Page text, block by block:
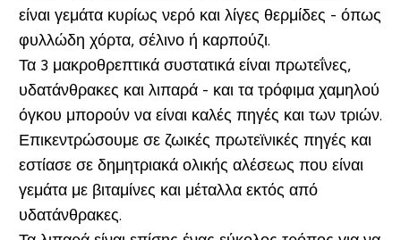
είναι γεμάτα κυρίως νερό και λίγες θερμίδες - όπως
φυλλώδη χόρτα, σέλινο ή καρπούζι.
Τα 3 μακροθρεπτικά συστατικά είναι πρωτεΐνες,
υδατάνθρακες και λιπαρά - και τα τρόφιμα χαμηλού
όγκου μπορούν να είναι καλές πηγές και των τριών.
Επικεντρώσουμε σε ζωικές πρωτεϊνικές πηγές και
εστίασε σε δημητριακά ολικής αλέσεως που είναι
γεμάτα με βιταμίνες και μέταλλα εκτός από
υδατάνθρακες.